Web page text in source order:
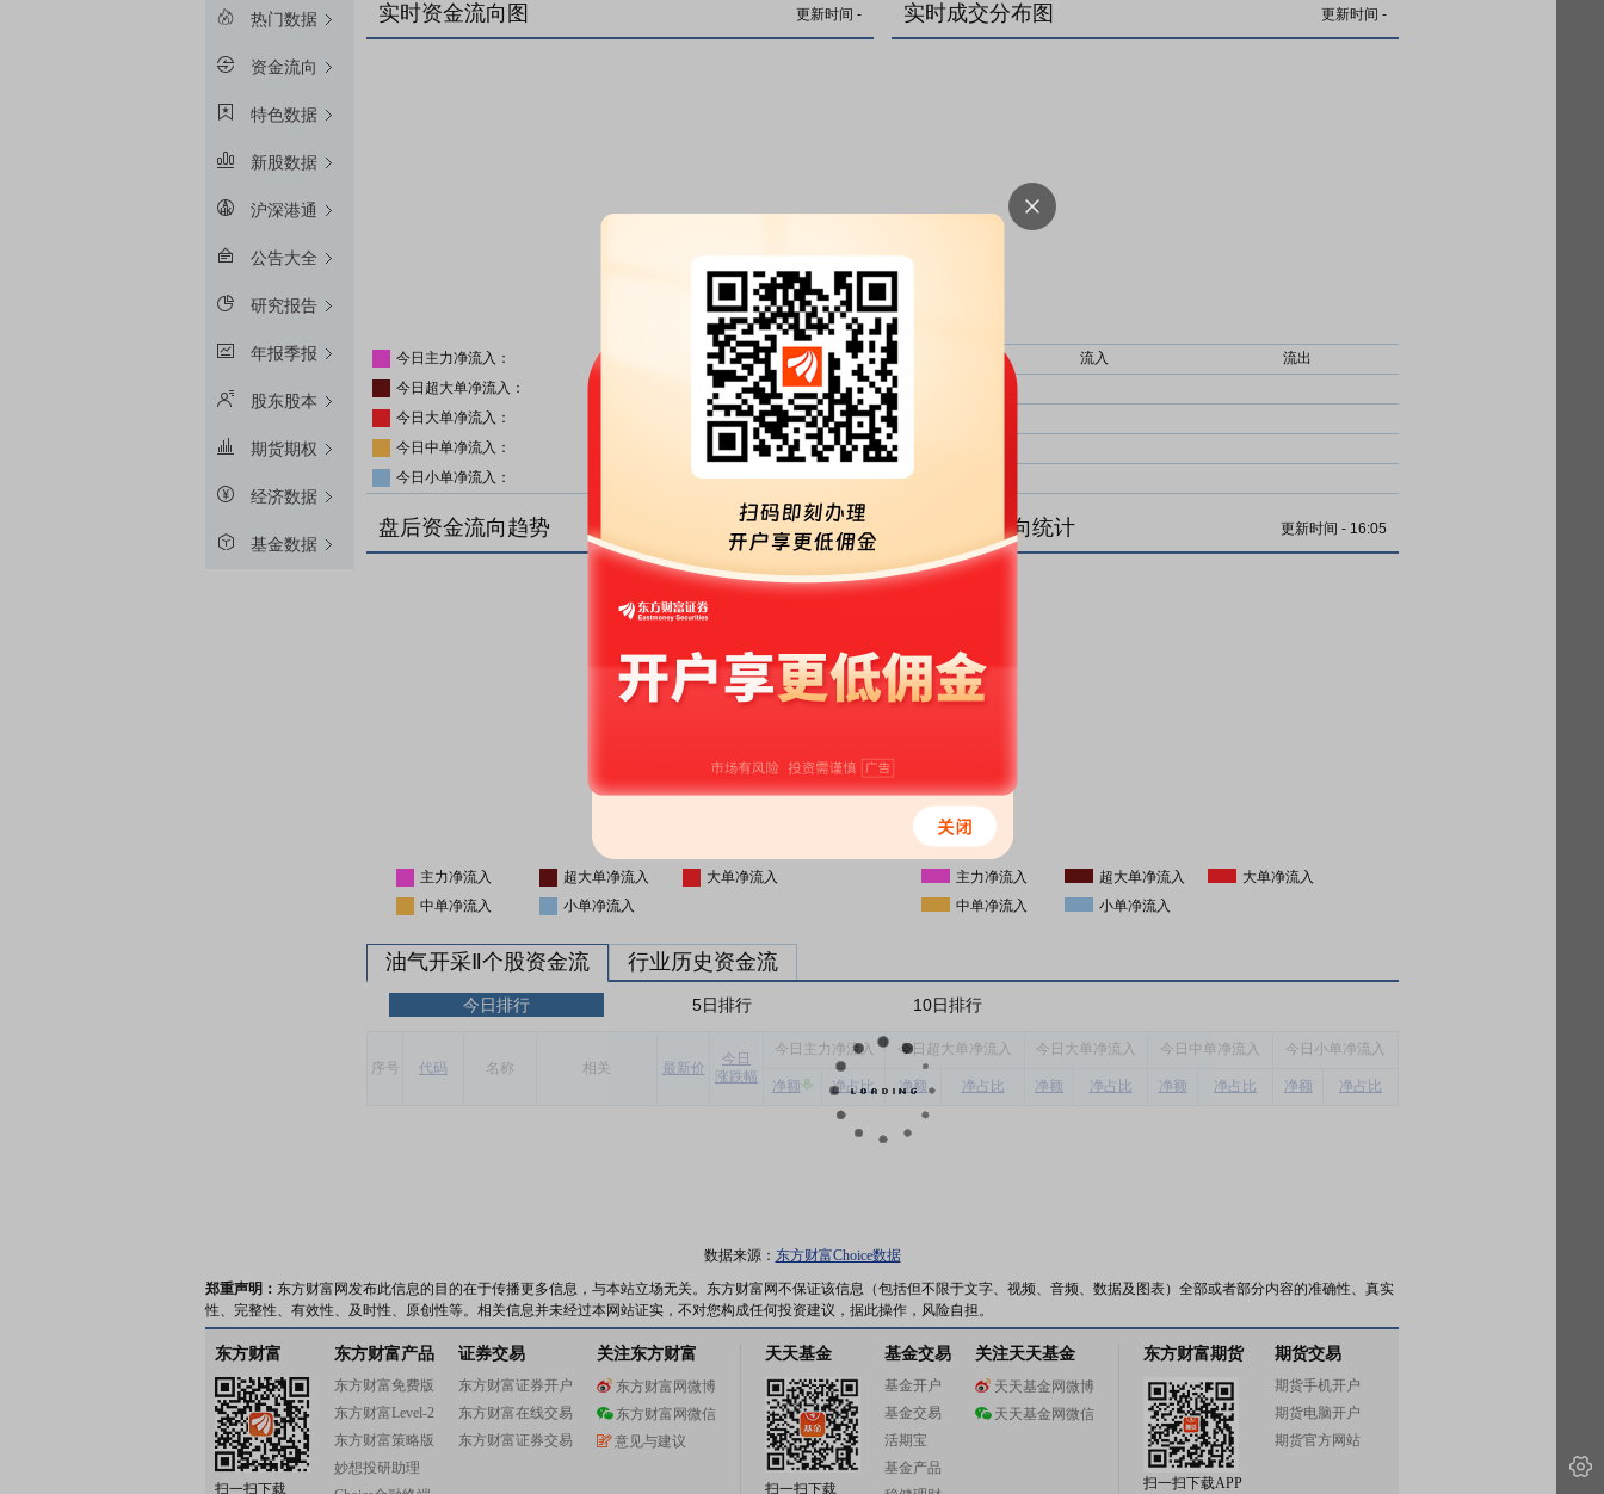
热门数据
资金流向
特色数据
新股数据
沪深港通
公告大全
研究报告
年报季报
股东股本
期货期权
经济数据
基金数据
实时资金流向图 更新时间 -
今日主力净流入：
主力净比：
今日超大单净流入：
超大单净比：
今日大单净流入：
大单净比：
今日中单净流入：
中单净比：
今日小单净流入：
小单净比：
实时成交分布图 更新时间 -
流入
流出
盘后资金流向趋势 更新时间 -16:05
主力净流入 超大单净流入
大单净流入
中单净流入
小单净流入
盘后资金流向统计 更新时间 - 16:05
主力净流入 超大单净流入
大单净流入
中单净流入
小单净流入
油气开采Ⅱ个股资金流 行业历史资金流
今日排行 5日排行 10日排行
序号 代码 名称 相关 最新价
今 日
涨跌幅
今 日主力净流入 今日超大单净流入 今 日大单净流入 今 日中单净流入 今 日小单净流入
净额 净占比 净额 净占比 净额 净占比 净额 净占比 净额 净占比
数据来源： 东方财富Choice数据
郑重声明： 东方财富网发布此信息的目的在于传播更多信息，与本站立场无关。东方财富网不保证该信息（包括但不限于文字、视频、音频、数据及图表）全部或者部分内容的准确性、真实
性、完整性、有效性、及时性、原创性等。相关信息并未经过本网站证实，不对您构成任何投资建议，据此操作，风险自担。
东方财富
扫一扫下载
东方财富产品
东方财富免费版
东方财富Level-2
东方财富策略版
妙想投研助理
证券交易
东方财富证券开户
东方财富在线交易
东方财富证券交易
关注东方财富
东方财富网微博
东方财富网微信
意见与建议
天天基金
扫一扫下载
基金交易
基金开户
基金交易
活期宝
基金产品
关注天天基金
天天基金网微博
天天基金网微信
东方财富期货
扫一扫下载APP
期货交易
期货手机开户
期货电脑开户
期货官方网站